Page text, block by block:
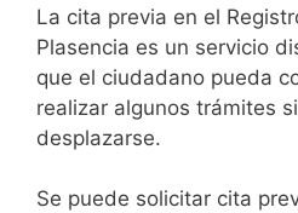
​​​​​​​​​​​​​​​​​​​​​​​​​​​​La cita previa en el
Plasencia es un servicio
que el ciudadano pueda
realizar algunos trámites
desplazarse.​
Se puede solicitar cita